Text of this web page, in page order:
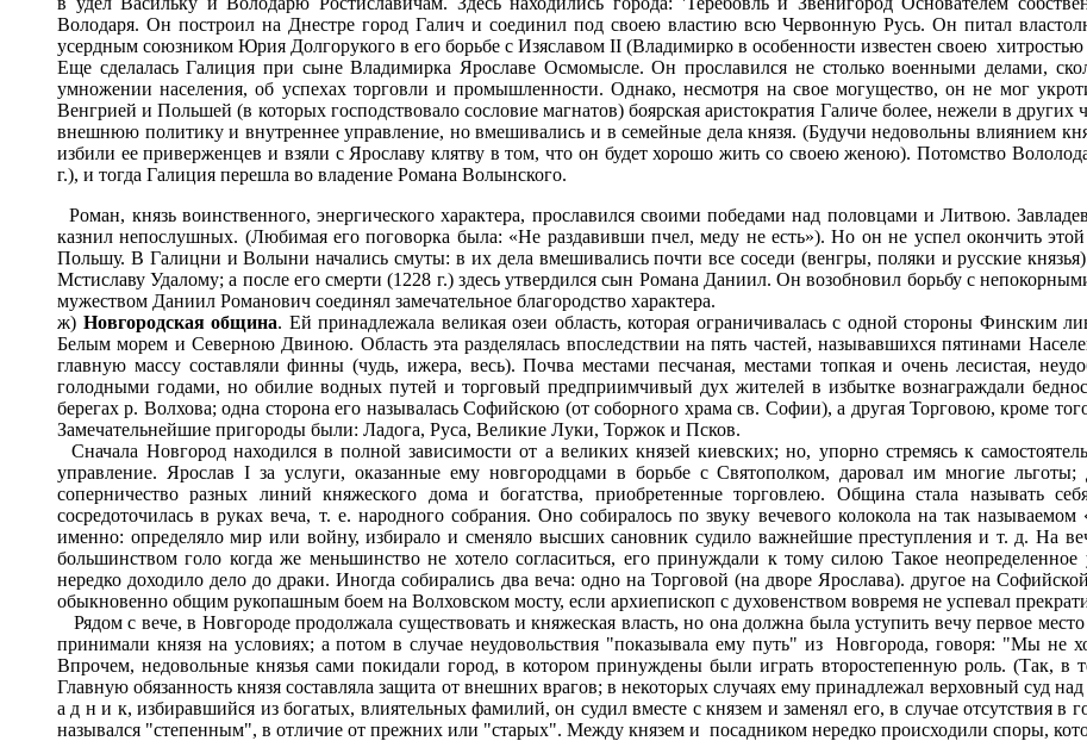
Володаря. Он построил на Днестре город Галич и соединил под своею властию всю Червонную Русь. Он питал
усердным союзником Юрия Долгорукого в его борьбе с Изяславом II (Владимирко в особенности известен своею хитростью
Еще сделалась Галиция при сыне Владимирка Ярославе Осмомысле. Он прославился не столько военными делами,
умножении населения, об успехах торговли и промышленности. Однако, несмотря на свое могущество, он не мог
Венгрией и Польшей (в которых господствовало сословие магнатов) боярская аристократия Галиче более, нежели в
внешнюю политику и внутреннее управление, но вмешивались и в семейные дела князя. (Будучи недовольны влиянием
избили ее приверженцев и взяли с Ярославу клятву в том, что он будет хорошо жить со своею женою). Потомство
г.), и тогда Галиция перешла во владение Романа Волынского.
Роман, князь воинственного, энергического характера, прославился своими победами над половцами и Литвою.
казнил непослушных. (Любимая его поговорка была: «Не раздавивши пчел, меду не есть»). Но он не успел окончить
Польшу. В Галицни и Волыни начались смуты: в их дела вмешивались почти все соседи (венгры, поляки и русские
Мстиславу Удалому; а после его смерти (1228 г.) здесь утвердился сын Романа Даниил. Он возобновил борьбу с
мужеством Даниил Романович соединял замечательное благородство характера.
ж) Новгородская община. Ей принадлежала великая озеи область, которая ограничивалась с одной стороны Финским
Белым морем и Северною Двиною. Область эта разделялась впоследствии на пять частей, называвшихся пятинами
главную массу составляли финны (чудь, ижера, весь). Почва местами песчаная, местами топкая и очень лесистая,
голодными годами, но обилие водных путей и торговый предприимчивый дух жителей в избытке вознаграждали
берегах р. Волхова; одна сторона его называлась Софийскою (от соборного храма св. Софии), а другая Торговою, кроме
Замечательнейшие пригороды были: Ладога, Руса, Великие Луки, Торжок и Псков.
Сначала Новгород находился в полной зависимости от а великих князей киевских; но, упорно стремясь к
управление. Ярослав I за услуги, оказанные ему новгородцами в борьбе с Святополком, даровал им многие
соперничество разных линий княжеского дома и богатства, приобретенные торговлею. Община стала называть
сосредоточилась в руках веча, т. е. народного собрания. Оно собиралось по звуку вечевого колокола на так
именно: определяло мир или войну, избирало и сменяло высших сановник судило важнейшие преступления и т. д. На
большинством голо когда же меньшинство не хотело согласиться, его принуждали к тому силою Такое неопределенное
нередко доходило дело до драки. Иногда собирались два веча: одно на Торговой (на дворе Ярослава). другое на
обыкновенно общим рукопашным боем на Волховском мосту, если архиепископ с духовенством вовремя не успевал
Рядом с вече, в Новгороде продолжала существовать и княжеская власть, но она должна была уступить вечу первое
принимали князя на условиях; а потом в случае неудовольствия "показывала ему путь" из Новгорода, говоря: "Мы не
Впрочем, недовольные князья сами покидали город, в котором принуждены были играть второстепенную роль. (Так, в
Главную обязанность князя составляла защита от внешних врагов; в некоторых случаях ему принадлежал верховный суд
а д н и к, избиравшийся из богатых, влиятельных фамилий, он судил вместе с князем и заменял его, в случае отсутствия
назывался "степенным", в отличие от прежних или "старых". Между князем и посадником нередко происходили споры,